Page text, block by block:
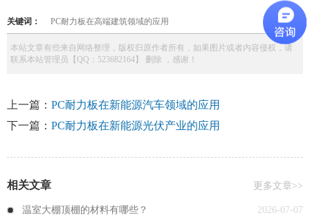
关键词： PC耐力板在高端建筑领域的应用
本站文章有些来自网络整理，版权归原作者所有，如果图片或者内容侵权，请
联系本站管理员【QQ：523682164】 删除 ，感谢！
上一篇： PC耐力板在新能源汽车领域的应用
下一篇： PC耐力板在新能源光伏产业的应用
相关文章 更多文章>>
温室大棚顶棚的材料有哪些？
2026-07-07